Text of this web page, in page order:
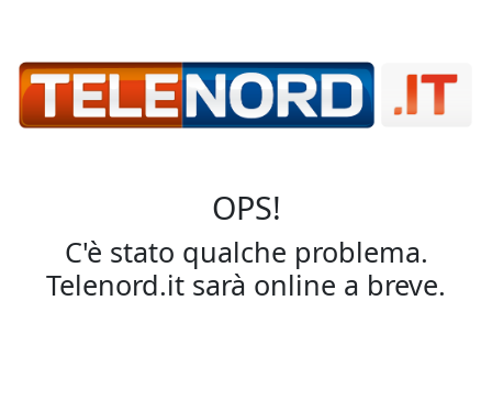
OPS!
C'è stato qualche problema.
Telenord.it sarà online a breve.